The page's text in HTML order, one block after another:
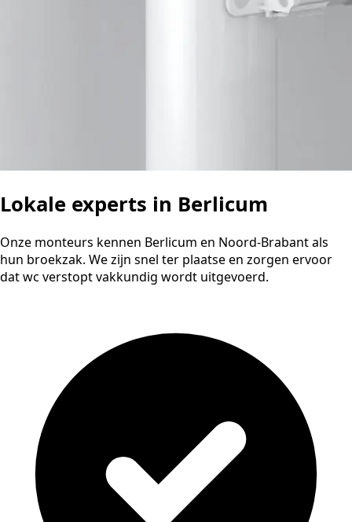
Lokale experts in Berlicum
Onze monteurs kennen Berlicum en Noord-Brabant als
hun broekzak. We zijn snel ter plaatse en zorgen ervoor
dat wc verstopt vakkundig wordt uitgevoerd.